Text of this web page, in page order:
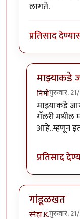
लागते.
प्रतिसाद
माझ्याकडे
निमीगुरुवार,
In reply to
माझ्याकडे
गॅलरी मधील
आहे..म्हणून
प्रतिसाद
गांडूळखत
स्नेहा.K.गुरुवार,